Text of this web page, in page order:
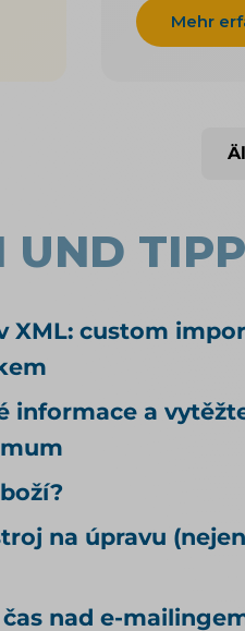
feedu a z
článek je
zvlášť;
Mehr
UND
XML: custom
informace a
na úpravu
nad e-